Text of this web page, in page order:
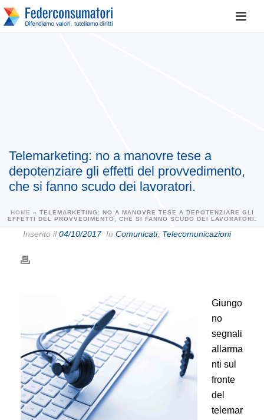
Telemarketing: no a manovre tese a
depotenziare gli effetti del provvedimento,
che si fanno scudo dei lavoratori.
HOME » TELEMARKETING: NO A MANOVRE TESE A DEPOTENZIARE GLI
EFFETTI DEL PROVVEDIMENTO, CHE SI FANNO SCUDO DEI LAVORATORI.
Inserito il04/10/2017 In Comunicati, Telecomunicazioni
Giungo
no
segnali
allarma
nti sul
fronte
del
telemar